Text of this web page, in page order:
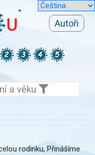
Autoři
a věku
rodinku, Přinášíme